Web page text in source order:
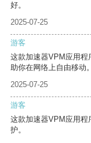
好。
2025-07-25
游客
这款加速器VPM应用程
助你在网络上自由移动。
2025-07-25
游客
这款加速器VPM应用程
护。